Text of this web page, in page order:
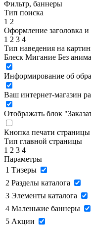
Фильтр, баннеры
Тип поиска
1 2
Оформление заголовка
1 2 3 4
Тип наведения на
Блеск Мигание Без
Информирование об
Ваш интернет-магазин
Отображать блок
Кнопка печати страницы
Тип главной страницы
1 2 3 4
Параметры
1 Тизеры
2 Разделы каталога
3 Элементы каталога
4 Маленькие баннеры
5 Акции